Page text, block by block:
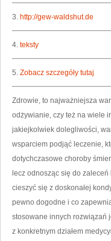
3. http://gew-waldshut.de
4. teksty
5. Zobacz szczegóły tutaj
Zdrowie, to najważniejsza
odżywianie, czy też na wiele
jakiejkolwiek dolegliwości,
wsparciem podjąć leczenie,
dotychczasowe choroby
lecz odnosząc się do
cieszyć się z doskonałej
pewno dogodne i co
stosowane innych rozwiązań
z konkretnym działem